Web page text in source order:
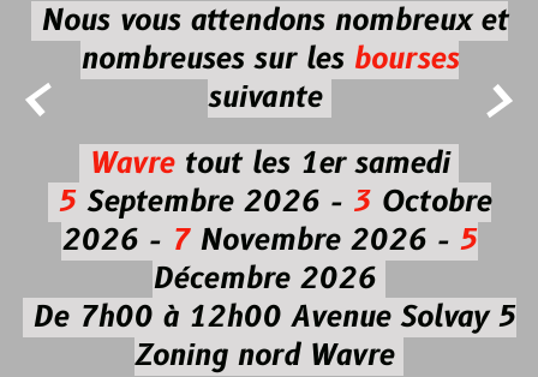
 
Nous vous attendons nombreux et
nombreuses sur les bourses
suivante
Wavretout les 1er samedi
5Septembre 2026 - 3Octobre
2026 -7Novembre 2026 - 5
Décembre 2026
De 7h00 à 12h00 Avenue Solvay 5
Zoning nord Wavre